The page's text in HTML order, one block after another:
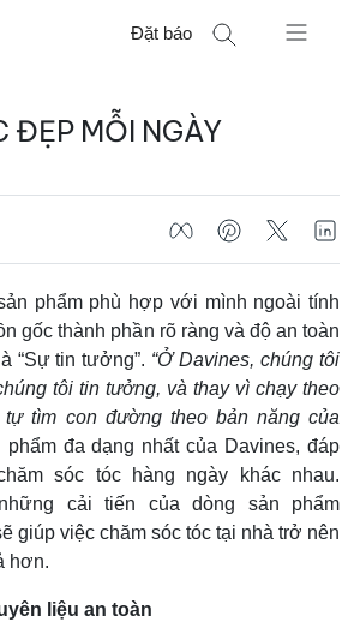
Đặt báo
ĐẸP MỖI NGÀY
phẩm phù hợp với mình ngoài tính
gốc thành phần rõ ràng và độ an toàn
“Sự tin tưởng”. “Ở Davines, chúng tôi
tôi tin tưởng, và thay vì chạy theo
tìm con đường theo bản năng của
đa dạng nhất của Davines, đáp
sóc tóc hàng ngày khác nhau.
cải tiến của dòng sản phẩm
giúp việc chăm sóc tóc tại nhà trở nên
hơn.
liệu an toàn